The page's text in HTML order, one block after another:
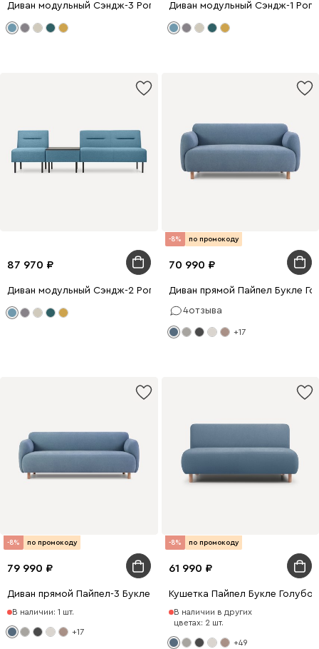
Диван модульный Сэндж-3 Рогожка ГолубойДиван модульный Сэндж-1
87 970
Диван модульный Сэндж-2 Рогожка Голубой
-8% по промокоду
70 990
Диван прямой Пайпел Букле
4отзыва
+17
-8% по промокоду
79 990
Диван прямой Пайпел-3 Букле Голубой
В наличии: 1 шт.
+17
-8% по промокоду
61 990
Кушетка Пайпел Букле Голубой
В наличии в других
цветах: 2 шт.
+49